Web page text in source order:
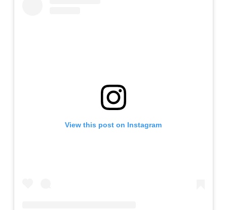
View this post on Instagram